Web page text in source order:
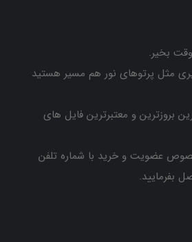
بخیر.
مثل پرتوهای نور هم مسیر هستید
بروزترین و معتبرترین فایل های
عضویت و خرید با شماره تلفن